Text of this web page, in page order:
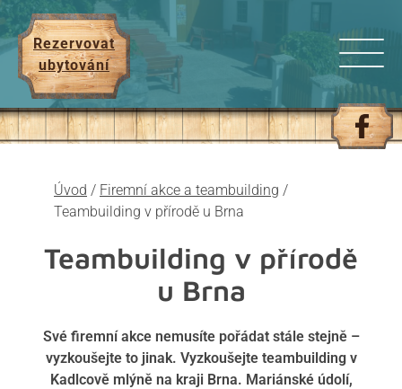
Rezervovat
ubytování
Úvod / Firemní akce a teambuilding /
Teambuilding v přírodě u Brna
Teambuilding v přírodě
u Brna
Své firemní akce nemusíte pořádat stále stejně –
vyzkoušejte to jinak. Vyzkoušejte teambuilding v
Kadlcově mlýně na kraji Brna. Mariánské údolí,